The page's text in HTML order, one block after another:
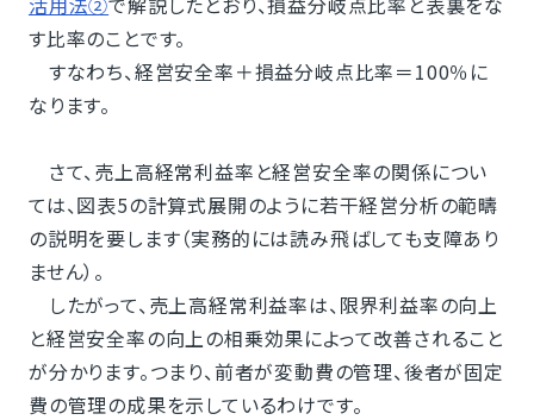
す比率のことです。
すなわち、経営安全率＋損益分岐点比率＝100％に
なります。
さて、売上高経常利益率と経営安全率の関係につい
ては、図表5の計算式展開のように若干経営分析の範疇
の説明を要します（実務的には読み飛ばしても支障あり
ません）。
したがって、売上高経常利益率は、限界利益率の向上
と経営安全率の向上の相乗効果によって改善されること
が分かります。つまり、前者が変動費の管理、後者が固定
費の管理の成果を示しているわけです。